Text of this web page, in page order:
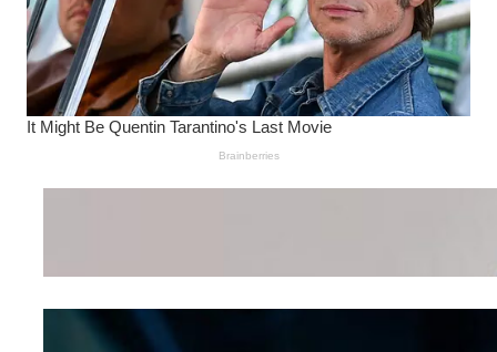
Wanita Pamer Pakaian
Kepribadian